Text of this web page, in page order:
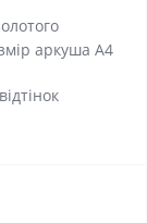
аркуша А4